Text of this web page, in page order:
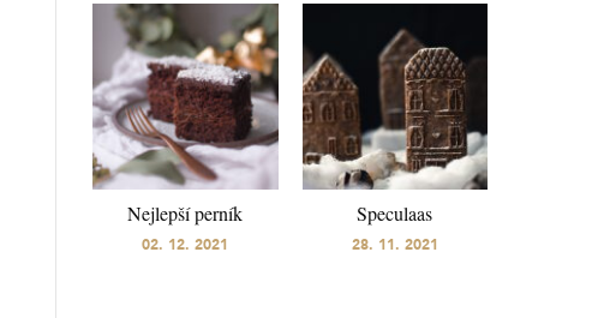
Nejlepší perník
02. 12. 2021
Speculaas
28. 11. 2021